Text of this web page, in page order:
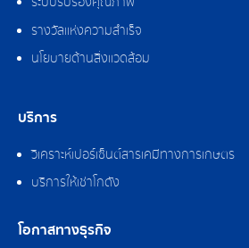
รางวัลแห่งความสำเร็จ
นโยบายด้านสิ่งแวดล้อม
บริการ
วิเคราะห์เปอร์เซ็นต์สารเคมีทางการเกษตร
บริการให้เช่าโกดัง
โอกาสทางธุรกิจ